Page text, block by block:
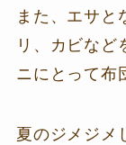
また、エサと
リ、カビなど
ニにとって布
夏のジメジメ